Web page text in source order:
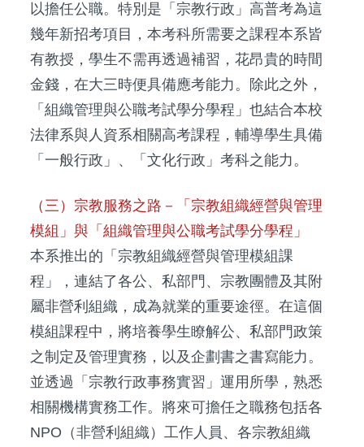
以擔任公職。特別是「宗教行政」高普考為這
幾年新招考項目，本考科所需要之課程本系皆
有教授，學生不需再透過補習，花昂貴的時間
金錢，在大三時便具備應考能力。除此之外，
「組織管理與公職考試學分學程」也結合本校
法律系與人資系相關高考課程，輔導學生具備
「一般行政」、「文化行政」考科之能力。
（三）宗教服務之路－「宗教組織經營與管理
模組」與「組織管理與公職考試學分學程」
本系推出的「宗教組織經營與管理模組課
程」，連結了各公、私部門、宗教團體及其附
屬非營利組織，成為就業的重要途徑。在這個
模組課程中，將培養學生瞭解公、私部門政策
之制定及管理實務，以及企劃書之書寫能力。
並透過「宗教行政事務實習」運用所學，熟悉
相關機構實務工作。將來可擔任之職務包括各
NPO（非營利組織）工作人員、各宗教組織